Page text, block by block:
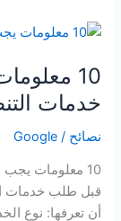
10
خدمات
نصائح/
Google
10 معلومات يجب
قبل طلب خدمات
أن تعرفها: نوع
10
يجب
معرفتها
طلب
التنظيف
بالرياض